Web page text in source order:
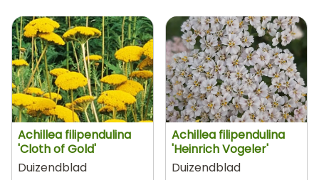
Achillea filipendulina
'Cloth of Gold'
Duizendblad
Achillea filipendulina
'Heinrich Vogeler'
Duizendblad